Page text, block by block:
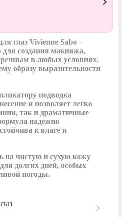
глаз Vivienne Sabo –
для создания макияжа,
в любых условиях.
образу выразительности
подводка
и позволяет легко
так и драматичные
надежно
к влаге и
на чистую и сухую кожу
долгих дней, особых
погоды.